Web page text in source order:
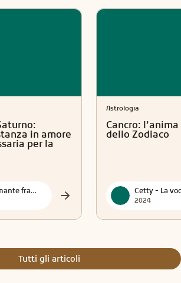
in amore
per la
Jo - cartomante francese
Astrologia
Cancro:
dello Zodiaco
2024
Tutti gli articoli